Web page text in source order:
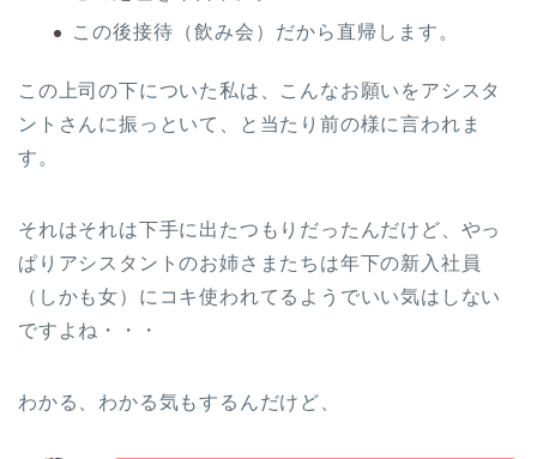
この後接待（飲み会）だから直帰します。
この上司の下についた私は、こんなお願いをアシスタ
ントさんに振っといて、と当たり前の様に言われま
す。
それはそれは下手に出たつもりだったんだけど、やっ
ぱりアシスタントのお姉さまたちは年下の新入社員
（しかも女）にコキ使われてるようでいい気はしない
ですよね・・・
わかる、わかる気もするんだけど、